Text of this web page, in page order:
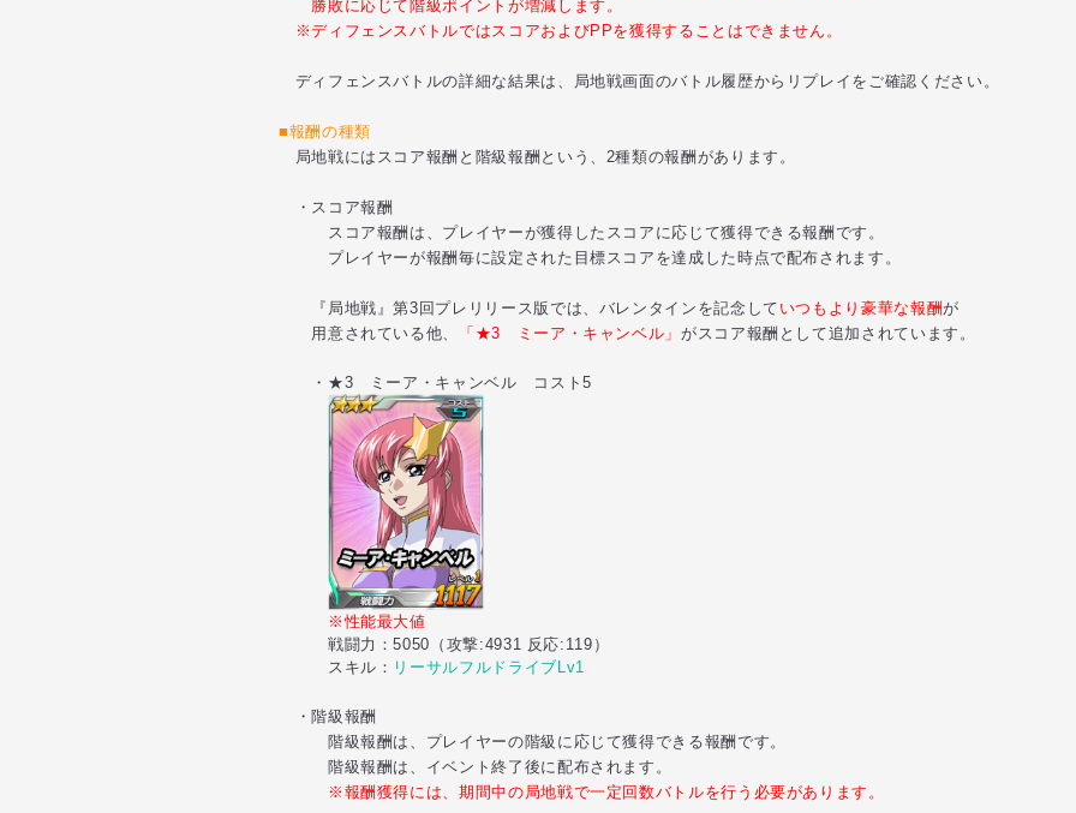
勝敗に応じて階級ポイントが増減します。
※ディフェンスバトルではスコアおよびPPを獲得することはできません。
ディフェンスバトルの詳細な結果は、局地戦画面のバトル履歴からリプレイをご確認ください。
■報酬の種類
局地戦にはスコア報酬と階級報酬という、2種類の報酬があります。
・スコア報酬
スコア報酬は、プレイヤーが獲得したスコアに応じて獲得できる報酬です。
プレイヤーが報酬毎に設定された目標スコアを達成した時点で配布されます。
『局地戦』第3回プレリリース版では、バレンタインを記念して いつもより豪華な報酬が
用意されている他、
「★3 ミーア・キャンベル」がスコア報酬として追加されています。
・★3 ミーア・キャンベル コスト5
※性能最大値
戦闘力 ：5050（攻撃:4931 反応:119）
スキル： リーサルフルドライブLv1
・階級報酬
階級報酬は、プレイヤーの階級に応じて獲得できる報酬です。
階級報酬は、イベント終了後に配布されます。
※報酬獲得には、期間中の局地戦で一定回数バトルを行う必要があります。